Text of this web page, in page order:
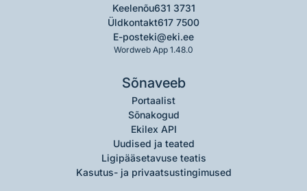
Keelenõu631 3731
Üldkontakt617 7500
E-posteki@eki.ee
Wordweb App 1.48.0
Sõnaveeb
Portaalist
Sõnakogud
Ekilex API
Uudised ja teated
Ligipääsetavuse teatis
Kasutus- ja privaatsustingimused